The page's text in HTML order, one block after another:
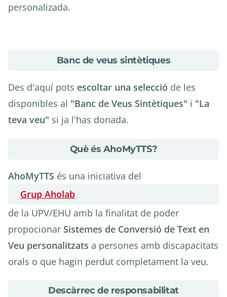
personalizada.
Banc de veus sintètiques
Des d'aquí pots escoltar una selecció de les
disponibles al "Banc de Veus Sintètiques" i "La
teva veu" si ja l'has donada.
about
de
veus
sintètiques
Què és AhoMyTTS?
AhoMyTTS és una iniciativa del
Grup Aholab
de la UPV/EHU amb la finalitat de poder
propocionar Sistemes de Conversió de Text en
Veu personalitzats a persones amb discapacitats
orals o que hagin perdut completament la veu.
about
és
Descàrrec de responsabilitat
about